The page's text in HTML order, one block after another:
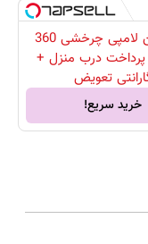
🔥دوربین لامپی چرخشی 360
درب منزل +
تعویض
خرید سریع!